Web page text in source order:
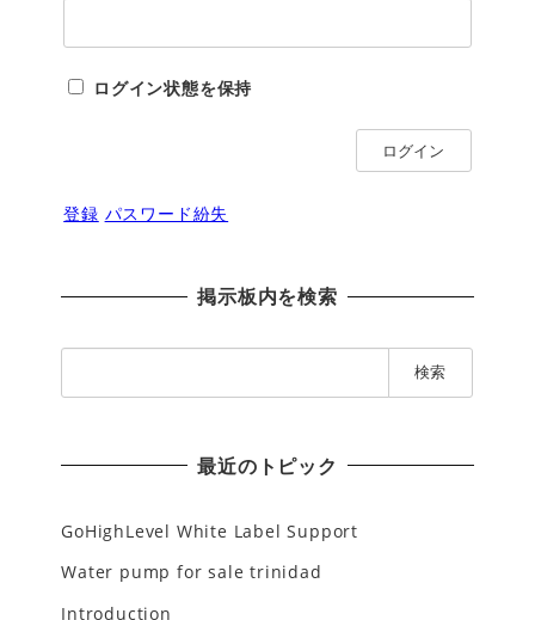
ログイン状態を保持
ログイン
登録 パスワード紛失
掲示板内を検索
索
最近のトピック
GoHighLevel White Label Support
Water pump for sale trinidad
Introduction